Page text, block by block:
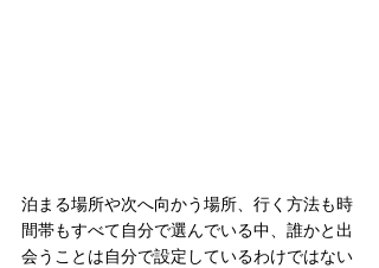
泊まる場所や次へ向かう場所、行く方法も時
間帯もすべて自分で選んでいる中、誰かと出
会うことは自分で設定しているわけではない